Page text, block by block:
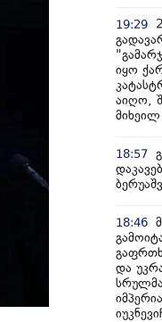
19:29
იყო
აიღო,
მიხეილ
18:57
18:46
და